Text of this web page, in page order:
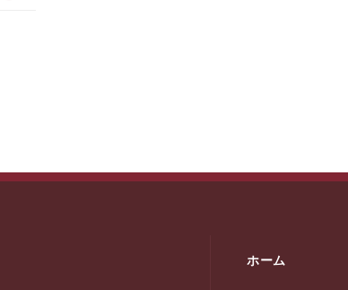
ホーム